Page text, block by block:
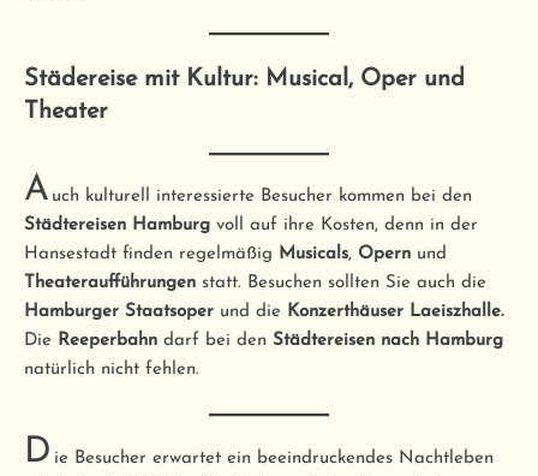
Städereise mit Kultur: Musical, Oper und
Theater
A uch kulturell interessierte Besucher kommen bei den
Städtereisen Hamburg voll auf ihre Kosten, denn in der
Hansestadt finden regelmäßig Musicals, Opern und
Theateraufführungen statt. Besuchen sollten Sie auch die
Hamburger Staatsoper und die Konzerthäuser Laeiszhalle.
Die Reeperbahn darf bei den Städtereisen nach Hamburg
natürlich nicht fehlen.
D ie Besucher erwartet ein beeindruckendes Nachtleben